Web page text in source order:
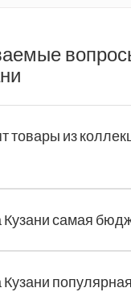
товары из
Кузани самая
Кузани